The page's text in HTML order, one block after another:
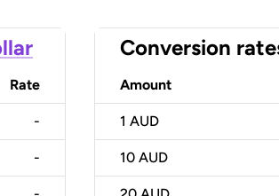
Rate
-
-
Conversion
Amount
1 AUD
10 AUD